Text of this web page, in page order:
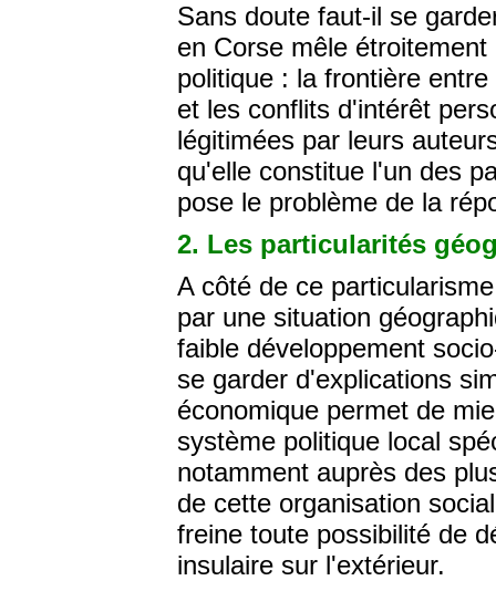
Sans doute faut-il se
en Corse mêle
politique : la frontière
et les conflits d'intérêt
légitimées par leurs
qu'elle constitue l'un des
pose le problème de la
2. Les particularités
A côté de ce
par une situation
faible développement
se garder d'explications
économique permet de
système politique local
notamment auprès des
de cette organisation
freine toute possibilité de
insulaire sur l'extérieur.